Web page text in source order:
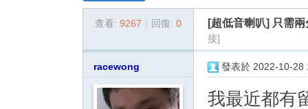
en
查看: 9267 | 回復: 0 [超低音喇叭] 只需
接]
racewong 發表於 2022-10-28
我最近都有